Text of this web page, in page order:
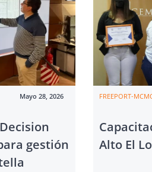
Mayo 28, 2026
gestión
FREEPORT-
Alto El